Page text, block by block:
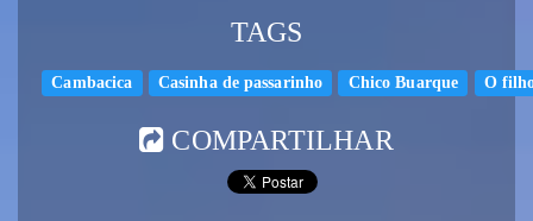
TAGS
Cambacica Casinha de passarinho Chico Buarque O
COMPARTILHAR